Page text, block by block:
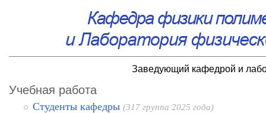
Заведующий кафедрой и
Учебная работа
Студенты кафедры (317 группа 2025 года)